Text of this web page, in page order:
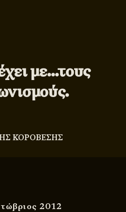
με…τους
ΚΟΡΟΒΕΣΗΣ
2012